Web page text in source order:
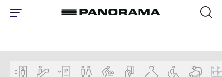
ПЛАН ЦЕНТРА | ТОРГОВЫЙ